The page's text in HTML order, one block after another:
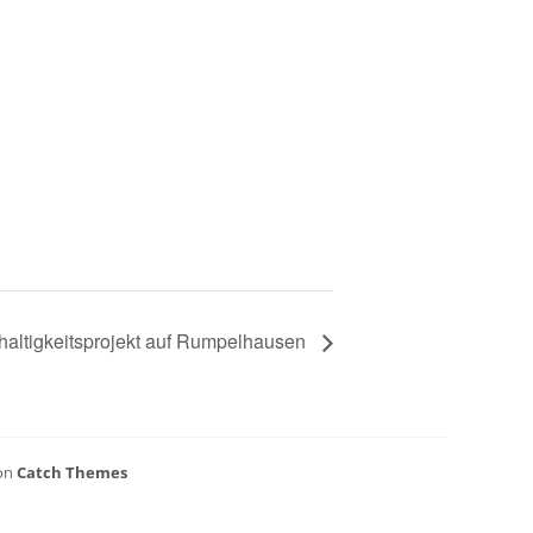
auf Rumpelhausen
Catch Themes